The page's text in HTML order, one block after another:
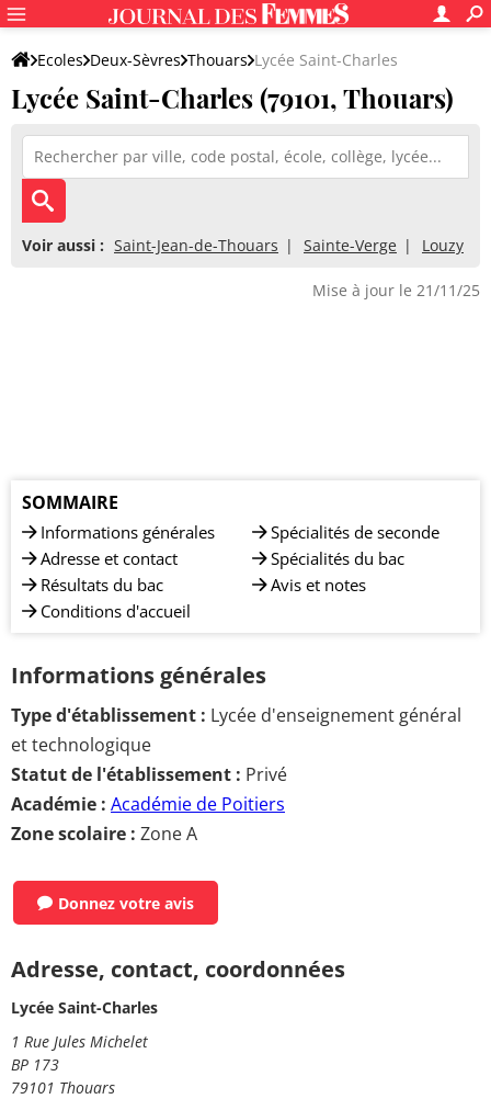
Ecoles Deux-Sèvres Thouars Lycée Saint-Charles
Lycée Saint-Charles (79101, Thouars)
Voir aussi : Saint-Jean-de-Thouars Sainte-Verge Louzy
Mise à jour le 21/11/25
SOMMAIRE
Informations générales
Adresse et contact
Résultats du bac
Conditions d'accueil
Spécialités de seconde
Spécialités du bac
Avis et notes
Informations générales
Type d'établissement : Lycée d'enseignement général
et technologique
Statut de l'établissement : Privé
Académie : Académie de Poitiers
Zone scolaire : Zone A
Donnez votre avis
Adresse, contact, coordonnées
Lycée Saint-Charles
1 Rue Jules Michelet
BP 173
79101 Thouars